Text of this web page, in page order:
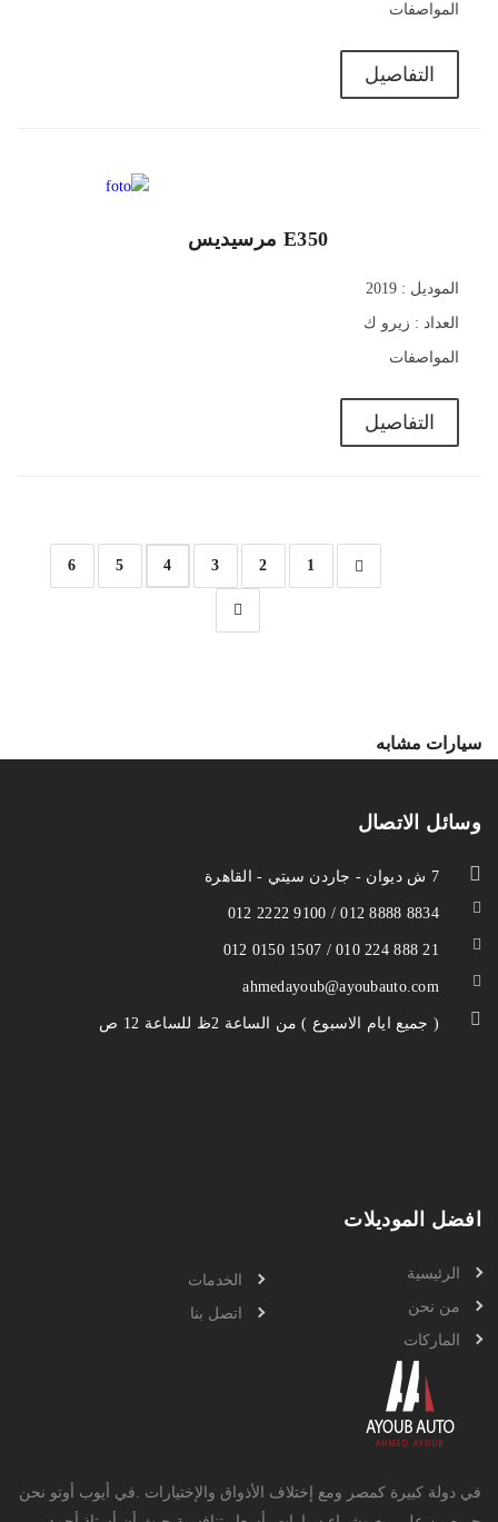
المواصفات
التفاصيل
E350 مرسيديس
الموديل : 2019
العداد : زيرو ك
المواصفات
التفاصيل
1
2
3
4
5
6
سيارات مشابه
وسائل الاتصال
7 ش ديوان - جاردن سيتي - القاهرة
012 2222 9100 / 012 8888 8834
012 0150 1507 / 010 224 888 21
ahmedayoub@ayoubauto.com
( جميع ايام الاسبوع ) من الساعة 2ظ للساعة 12 ص
افضل الموديلات
الرئيسية
من نحن
الماركات
الخدمات
اتصل بنا
في دولة كبيرة كمصر ومع إختلاف الأذواق والإختيارات .في أيوب أوتو نحن